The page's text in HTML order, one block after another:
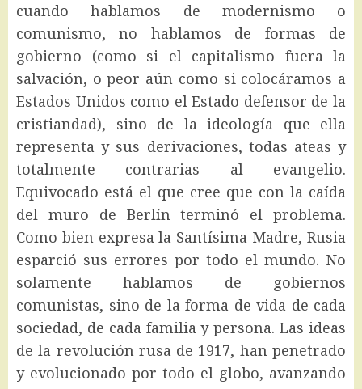
cuando hablamos de modernismo o
comunismo, no hablamos de formas de
gobierno (como si el capitalismo fuera la
salvación, o peor aún como si colocáramos a
Estados Unidos como el Estado defensor de la
cristiandad), sino de la ideología que ella
representa y sus derivaciones, todas ateas y
totalmente contrarias al evangelio.
Equivocado está el que cree que con la caída
del muro de Berlín terminó el problema.
Como bien expresa la Santísima Madre, Rusia
esparció sus errores por todo el mundo. No
solamente hablamos de gobiernos
comunistas, sino de la forma de vida de cada
sociedad, de cada familia y persona. Las ideas
de la revolución rusa de 1917, han penetrado
y evolucionado por todo el globo, avanzando